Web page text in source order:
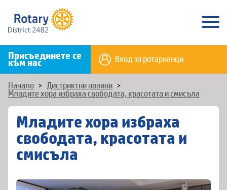
Присъединете се
към нас Вход за ротарианци
Начало > Дистриктни новини >
Младите хора избраха свободата, красотата и смисъла
Младите хора избраха
свободата, красотата и
смисъла